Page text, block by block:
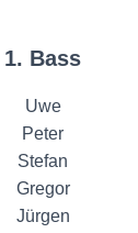
1. Bass
Uwe
Peter
Stefan
Gregor
Jürgen